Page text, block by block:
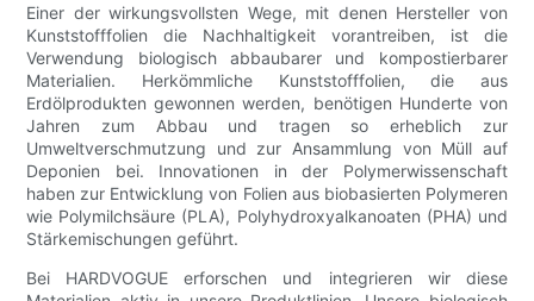
Einer der wirkungsvollsten Wege, mit denen Hersteller von
Kunststofffolien die Nachhaltigkeit vorantreiben, ist die
Verwendung biologisch abbaubarer und kompostierbarer
Materialien. Herkömmliche Kunststofffolien, die aus
Erdölprodukten gewonnen werden, benötigen Hunderte von
Jahren zum Abbau und tragen so erheblich zur
Umweltverschmutzung und zur Ansammlung von Müll auf
Deponien bei. Innovationen in der Polymerwissenschaft
haben zur Entwicklung von Folien aus biobasierten Polymeren
wie Polymilchsäure (PLA), Polyhydroxyalkanoaten (PHA) und
Stärkemischungen geführt.
Bei HARDVOGUE erforschen und integrieren wir diese